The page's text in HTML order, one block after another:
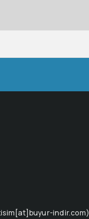
indir.com)